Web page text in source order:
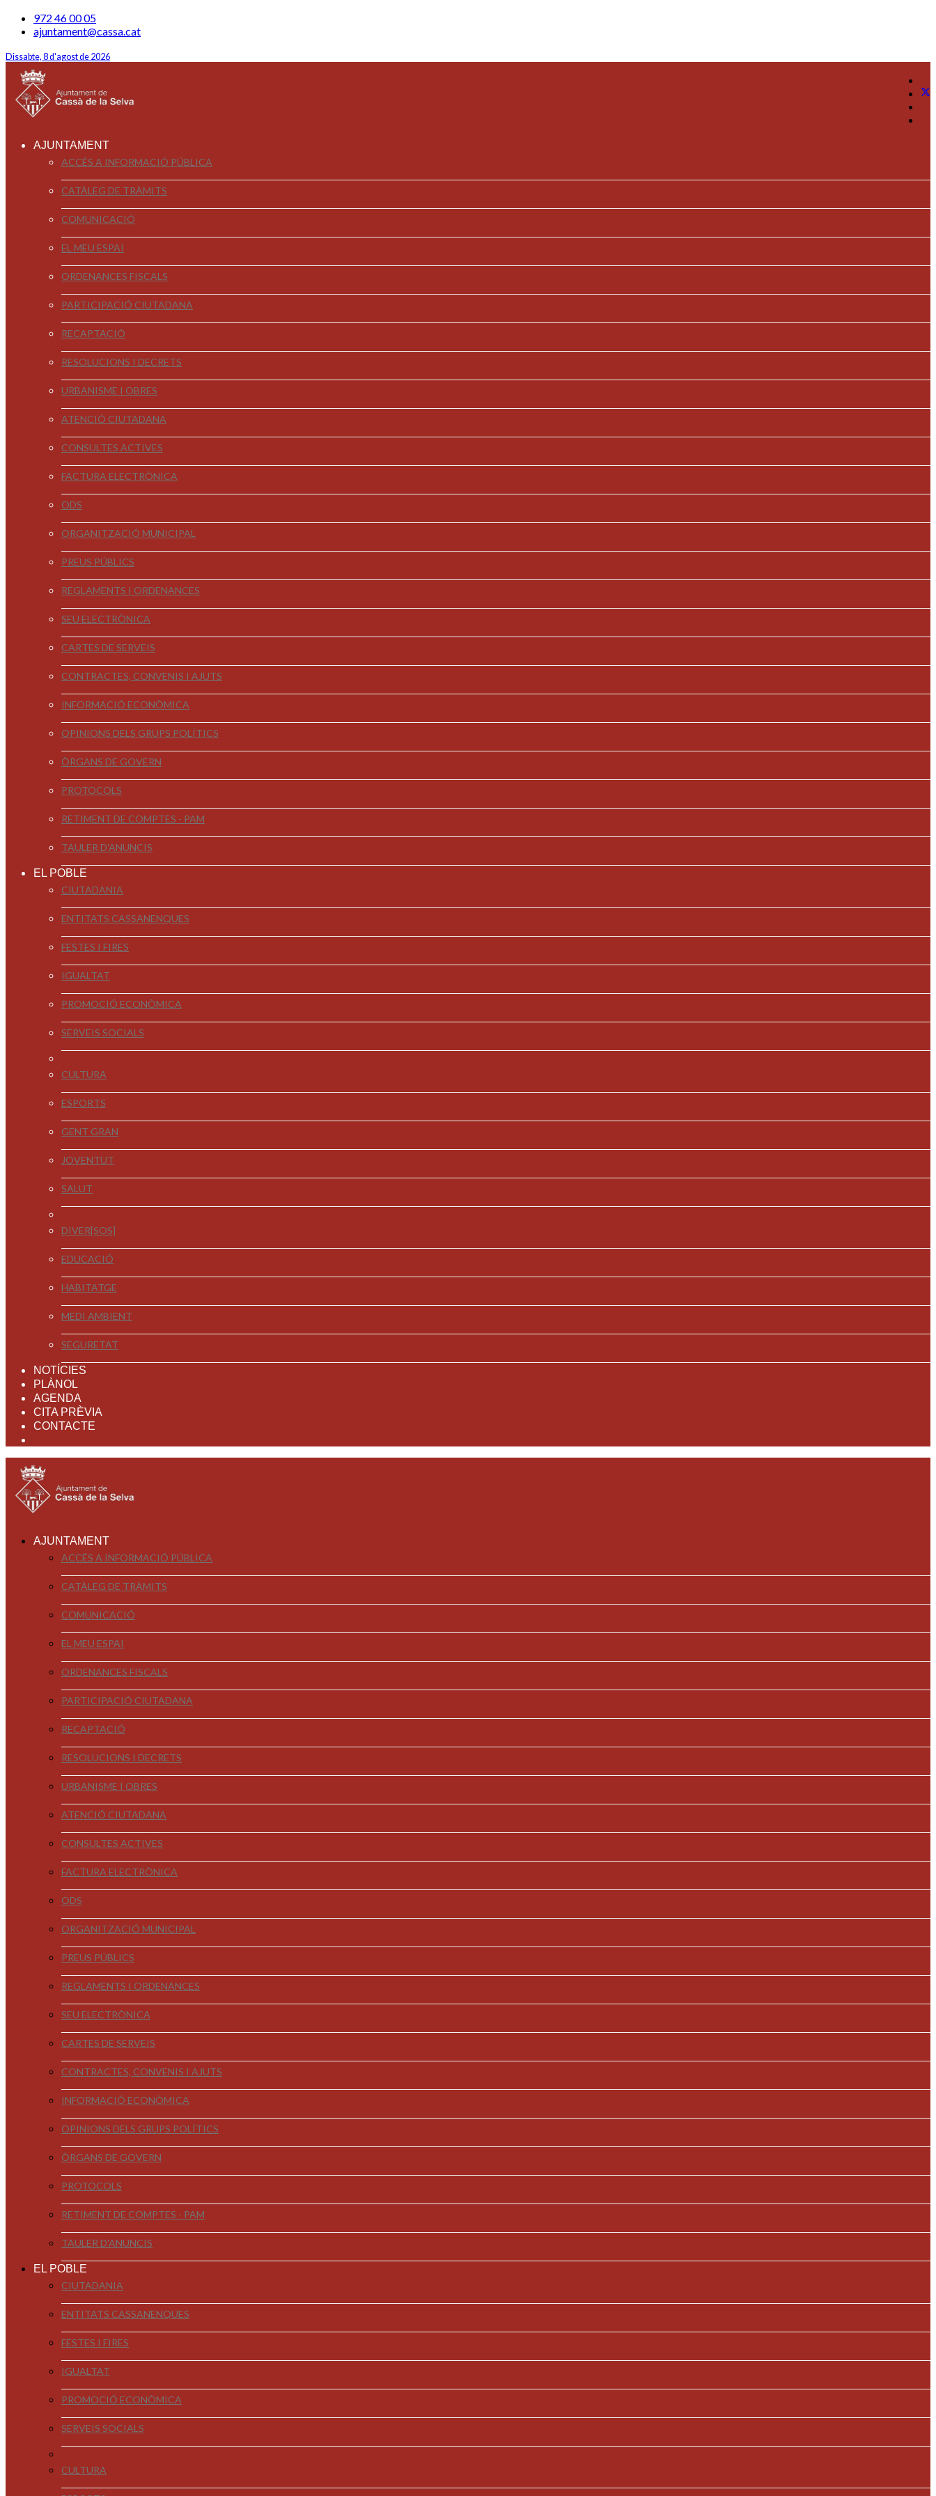
972 46 00 05
ajuntament@cassa.cat
Dissabte, 8 d'agost de 2026
AJUNTAMENT
ACCÉS A INFORMACIÓ PÚBLICA
CATÀLEG DE TRÀMITS
COMUNICACIÓ
EL MEU ESPAI
ORDENANCES FISCALS
PARTICIPACIÓ CIUTADANA
RECAPTACIÓ
RESOLUCIONS I DECRETS
URBANISME I OBRES
ATENCIÓ CIUTADANA
CONSULTES ACTIVES
FACTURA ELECTRÒNICA
ODS
ORGANITZACIÓ MUNICIPAL
PREUS PÚBLICS
REGLAMENTS I ORDENANCES
SEU ELECTRÒNICA
CARTES DE SERVEIS
CONTRACTES, CONVENIS I AJUTS
INFORMACIÓ ECONÒMICA
OPINIONS DELS GRUPS POLÍTICS
ÒRGANS DE GOVERN
PROTOCOLS
RETIMENT DE COMPTES - PAM
TAULER D'ANUNCIS
EL POBLE
CIUTADANIA
ENTITATS CASSANENQUES
FESTES I FIRES
IGUALTAT
PROMOCIÓ ECONÒMICA
SERVEIS SOCIALS
CULTURA
ESPORTS
GENT GRAN
JOVENTUT
SALUT
DIVER[SOS]
EDUCACIÓ
HABITATGE
MEDI AMBIENT
SEGURETAT
NOTÍCIES
PLÀNOL
AGENDA
CITA PRÈVIA
CONTACTE
AJUNTAMENT
ACCÉS A INFORMACIÓ PÚBLICA
CATÀLEG DE TRÀMITS
COMUNICACIÓ
EL MEU ESPAI
ORDENANCES FISCALS
PARTICIPACIÓ CIUTADANA
RECAPTACIÓ
RESOLUCIONS I DECRETS
URBANISME I OBRES
ATENCIÓ CIUTADANA
CONSULTES ACTIVES
FACTURA ELECTRÒNICA
ODS
ORGANITZACIÓ MUNICIPAL
PREUS PÚBLICS
REGLAMENTS I ORDENANCES
SEU ELECTRÒNICA
CARTES DE SERVEIS
CONTRACTES, CONVENIS I AJUTS
INFORMACIÓ ECONÒMICA
OPINIONS DELS GRUPS POLÍTICS
ÒRGANS DE GOVERN
PROTOCOLS
RETIMENT DE COMPTES - PAM
TAULER D'ANUNCIS
EL POBLE
CIUTADANIA
ENTITATS CASSANENQUES
FESTES I FIRES
IGUALTAT
PROMOCIÓ ECONÒMICA
SERVEIS SOCIALS
CULTURA